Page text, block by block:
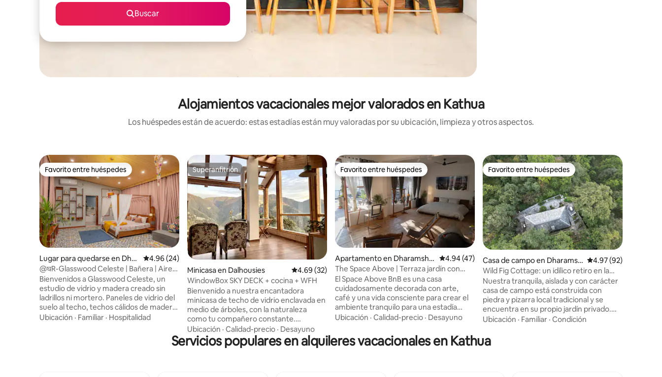
Buscar
Alojamientos vacacionales mejor valorados en Kathua
Los huéspedes están de acuerdo: estas estadías están muy valoradas por su ubicación, limpieza y otros aspectos.
Favorito entre huéspedes
Favorito entre huéspedes
Lugar para quedarse en Dhar
amsala
Calificación promedio: 4.96 de 5, 24 reseñas
4.96 (24)
@घR-Glasswood Celeste | Bañera | Aire
acondicionado doble | TV de 55”
Bienvenidos a Glasswood Celeste, un
estudio de vidrio y madera creado sin
ladrillos ni mortero. Paneles de vidrio del
suelo al techo, techos cálidos de madera
y cortinas opacas crean un espacio que
Ubicación · Familiar · Hospitalidad
Superanfitrión
Superanfitrión
Minicasa en Dalhousies Calificación promedio: 4.69 de 5, 32 reseñas
4.69 (32)
WindowBox SKY DECK + cocina + WFH
Bienvenido a nuestra encantadora
minicasa de techo de vidrio enclavada en
medio de árboles, con la naturaleza
como tu compañero constante.
Sumérgete en una estancia única de
cristal, proporcionando un panorama
impresionante de las colinas
Ubicación · Calidad-precio · Desayuno
Favorito entre huéspedes
Favorito entre huéspedes
Apartamento en Dharamshal
a
Calificación promedio: 4.94 de 5, 47 reseñas
4.94 (47)
The Space Above | Terraza jardín con
espacio de trabajo
El Space Above BnB es una casa
cuidadosamente decorada con arte,
café y una vida consciente para crear el
ambiente tranquilo para una estadía
relajante. Ubicada justo encima de The
esta casa está equipada con todas las
comodidades modernas que uno
Ubicación · Calidad-precio · Desayuno
Favorito entre huéspedes
Favorito entre huéspedes
Casa de campo en Dharamsh
ala
Calificación
4.97 (92)
Wild Fig Cottage: un idílico retiro en la
ladera
Nuestra tranquila, aislada y con carácter
casa de campo está construida con
piedra y pizarra local tradicional y se
encuentra en su propio jardín privado.
Situada en el tranquilo pero popular
privacidad inigualable, vistas
impresionantes, comodidad y
Ubicación · Familiar · Condición
Servicios populares en alquileres vacacionales en Kathua